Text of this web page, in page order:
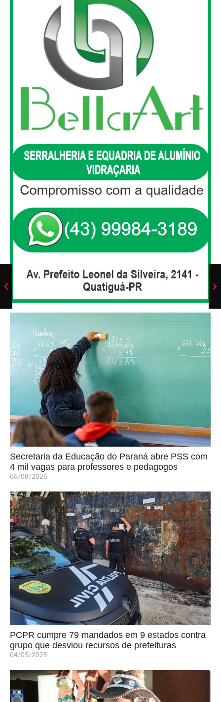
Secretaria da Educação do Paraná abre PSS com
4 mil vagas para professores e pedagogos
06/08/2026
PCPR cumpre 79 mandados em 9 estados contra
grupo que desviou recursos de prefeituras
04/05/2025